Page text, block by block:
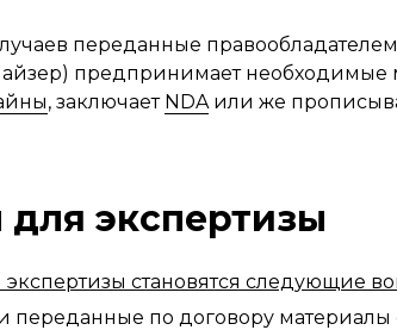
переданные
предпринимает
, заключает NDAили же
экспертизы
экспертизы становятся следующие
переданные по договору